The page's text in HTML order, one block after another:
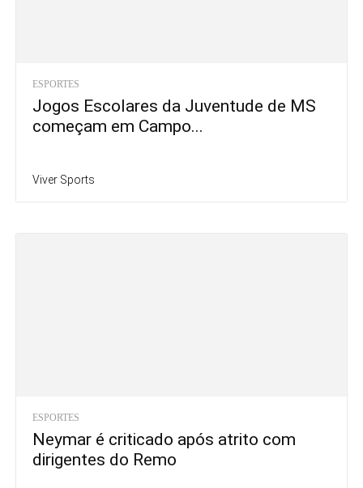
ESPORTES
Jogos Escolares da Juventude de MS
começam em Campo...
Viver Sports
ESPORTES
Neymar é criticado após atrito com
dirigentes do Remo